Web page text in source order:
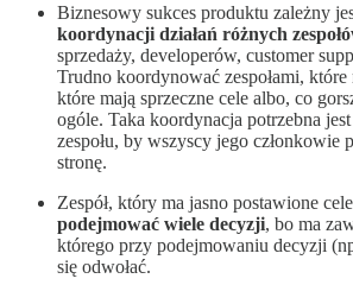
Biznesowy sukces produktu zależny
koordynacji działań różnych
sprzedaży, developerów, customer
Trudno koordynować zespołami, które
które mają sprzeczne cele albo, co
ogóle. Taka koordynacja potrzebna
zespołu, by wszyscy jego członkowie
stronę.
Zespół, który ma jasno postawione
podejmować wiele decyzji, bo ma
którego przy podejmowaniu decyzji
się odwołać.